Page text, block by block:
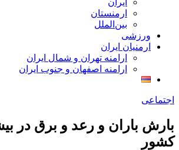
ایران
ارمنستان
بین‌الملل
ورزشی
ارمنیان ایران
ارامنه تهران و شمال ایران
ارامنه اصفهان و جنوب ایران
اجتماعی
بارش باران و رعد و برق در
کشور